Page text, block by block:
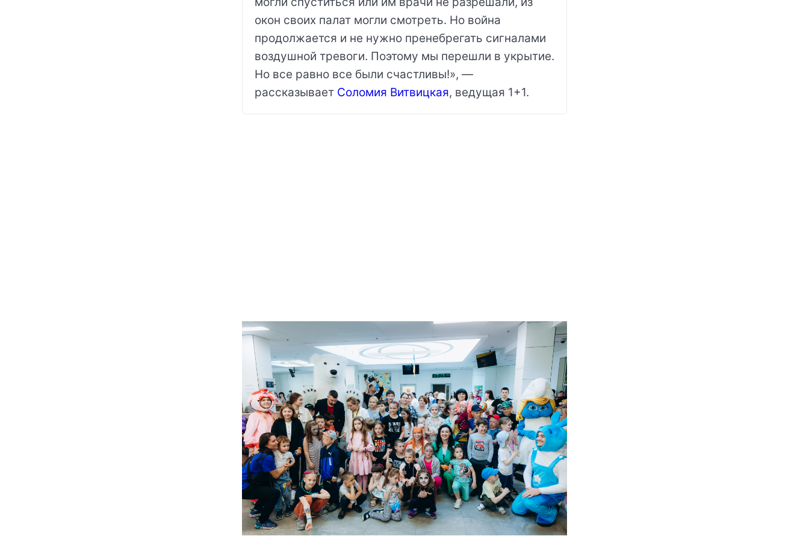
окон своих палат могли смотреть. Но война
продолжается и не нужно пренебрегать сигналами
воздушной тревоги. Поэтому мы перешли в укрытие.
Но все равно все были счастливы!», —
рассказывает Соломия Витвицкая, ведущая 1+1.